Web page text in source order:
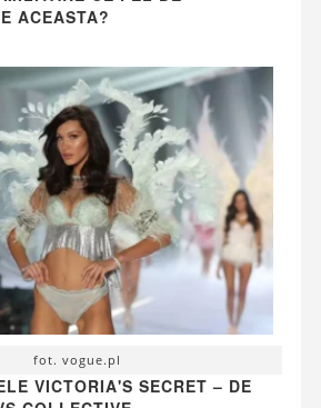
ACEASTA?
fot. vogue.pl
VICTORIA'S SECRET – DE